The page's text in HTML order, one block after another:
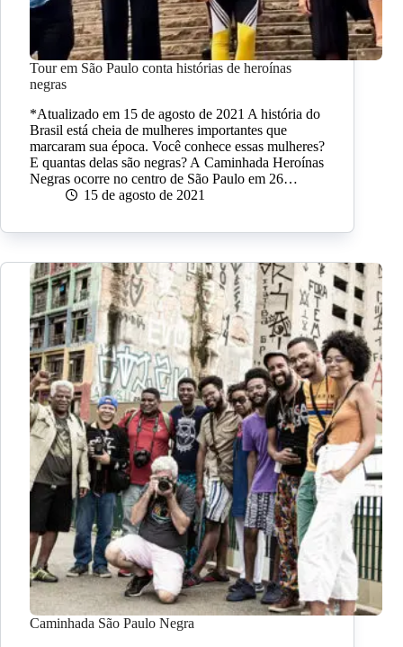
Tour em São Paulo conta histórias de heroínas
negras
*Atualizado em 15 de agosto de 2021 A história do
Brasil está cheia de mulheres importantes que
marcaram sua época. Você conhece essas mulheres?
E quantas delas são negras? A Caminhada Heroínas
Negras ocorre no centro de São Paulo em 26…
15 de agosto de 2021
Caminhada São Paulo Negra